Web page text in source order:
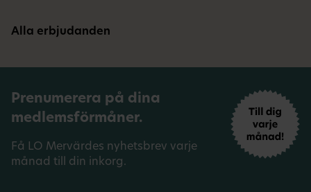
Alla erbjudanden
Prenumerera på dina
medlemsförmåner.
Få LO Mervärdes nyhetsbrev varje
månad till din inkorg.